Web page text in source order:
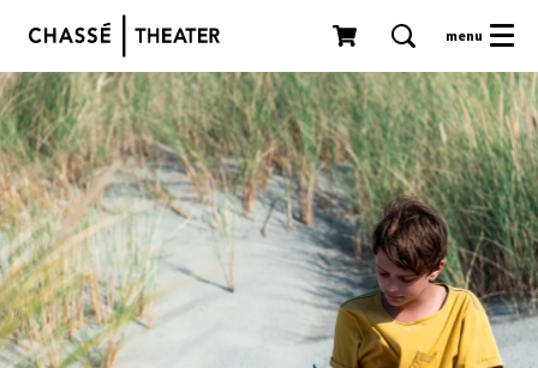
menu